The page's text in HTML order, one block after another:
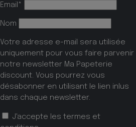
Email*
Nom
Votre adresse e-mail sera utilisée
uniquement pour vous faire parvenir
notre newsletter Ma Papeterie
discount. Vous pourrez vous
désabonner en utilisant le lien inlus
dans chaque newsletter.
J'accepte les termes et